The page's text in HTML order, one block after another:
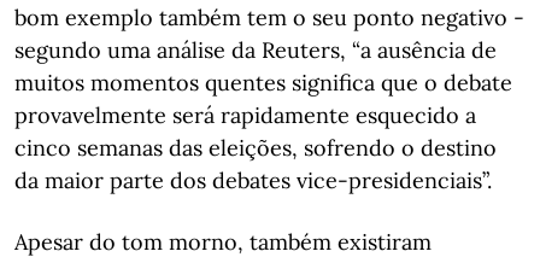
bom exemplo também tem o seu ponto negativo -
segundo uma análise da Reuters, “a ausência de
muitos momentos quentes significa que o debate
provavelmente será rapidamente esquecido a
cinco semanas das eleições, sofrendo o destino
da maior parte dos debates vice-presidenciais”.
Apesar do tom morno, também existiram